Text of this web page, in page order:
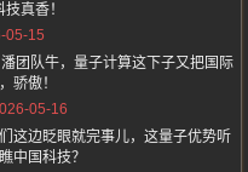
真香！
05-15
团队牛，量子计算这下子又把国际
骄傲！
05-16
这边眨眼就完事儿，这量子优势听
中国科技？